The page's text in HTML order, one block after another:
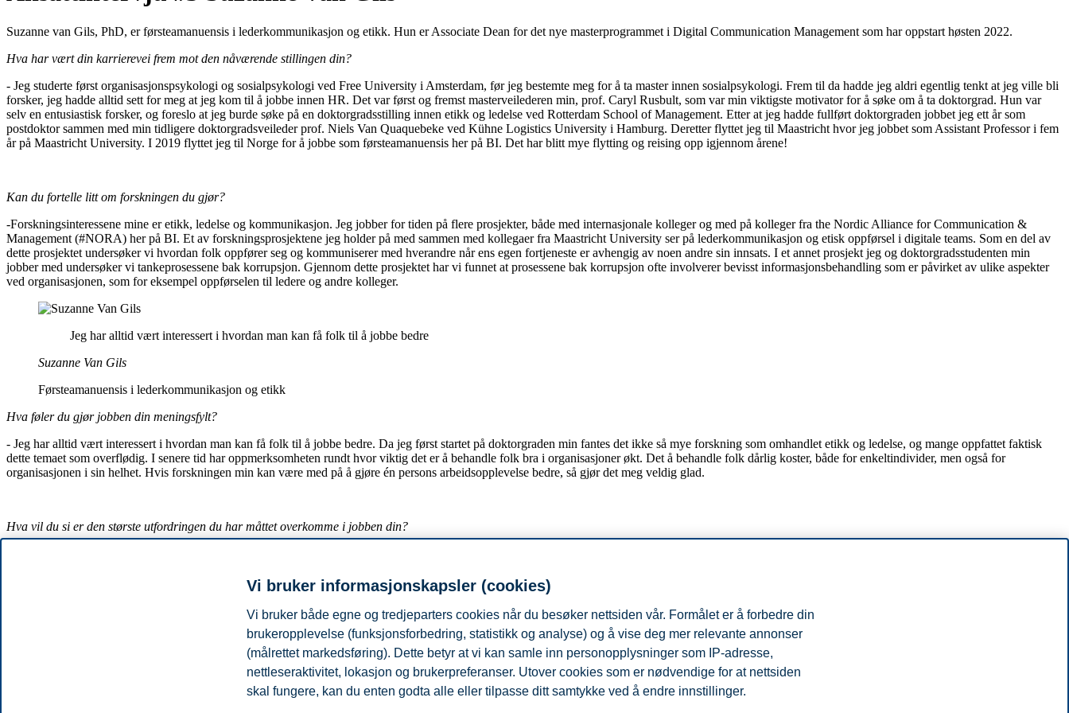
Suzanne van Gils, PhD, er førsteamanuensis i lederkommunikasjon og etikk. Hun er Associate Dean for det nye masterprogrammet i Digital Communication Management som har oppstart høsten 2022.
Hva har vært din karrierevei frem mot den nåværende stillingen din?
- Jeg studerte først organisasjonspsykologi og sosialpsykologi ved Free University i Amsterdam, før jeg bestemte meg for å ta master innen sosialpsykologi. Frem til da hadde jeg aldri egentlig tenkt at jeg ville bli
forsker, jeg hadde alltid sett for meg at jeg kom til å jobbe innen HR. Det var først og fremst masterveilederen min, prof. Caryl Rusbult, som var min viktigste motivator for å søke om å ta doktorgrad. Hun var
selv en entusiastisk forsker, og foreslo at jeg burde søke på en doktorgradsstilling innen etikk og ledelse ved Rotterdam School of Management. Etter at jeg hadde fullført doktorgraden jobbet jeg ett år som
postdoktor sammen med min tidligere doktorgradsveileder prof. Niels Van Quaquebeke ved Kühne Logistics University i Hamburg. Deretter flyttet jeg til Maastricht hvor jeg jobbet som Assistant Professor i fem
år på Maastricht University. I 2019 flyttet jeg til Norge for å jobbe som førsteamanuensis her på BI. Det har blitt mye flytting og reising opp igjennom årene!
Kan du fortelle litt om forskningen du gjør?
-Forskningsinteressene mine er etikk, ledelse og kommunikasjon. Jeg jobber for tiden på flere prosjekter, både med internasjonale kolleger og med på kolleger fra the Nordic Alliance for Communication &
Management (#NORA) her på BI. Et av forskningsprosjektene jeg holder på med sammen med kollegaer fra Maastricht University ser på lederkommunikasjon og etisk oppførsel i digitale teams. Som en del av
dette prosjektet undersøker vi hvordan folk oppfører seg og kommuniserer med hverandre når ens egen fortjeneste er avhengig av noen andre sin innsats. I et annet prosjekt jeg og doktorgradsstudenten min
jobber med undersøker vi tankeprosessene bak korrupsjon. Gjennom dette prosjektet har vi funnet at prosessene bak korrupsjon ofte involverer bevisst informasjonsbehandling som er påvirket av ulike aspekter
ved organisasjonen, som for eksempel oppførselen til ledere og andre kolleger.
Jeg har alltid vært interessert i hvordan man kan få folk til å jobbe bedre
Suzanne Van Gils
Førsteamanuensis i lederkommunikasjon og etikk
Hva føler du gjør jobben din meningsfylt?
- Jeg har alltid vært interessert i hvordan man kan få folk til å jobbe bedre. Da jeg først startet på doktorgraden min fantes det ikke så mye forskning som omhandlet etikk og ledelse, og mange oppfattet faktisk
dette temaet som overflødig. I senere tid har oppmerksomheten rundt hvor viktig det er å behandle folk bra i organisasjoner økt. Det å behandle folk dårlig koster, både for enkeltindivider, men også for
organisasjonen i sin helhet. Hvis forskningen min kan være med på å gjøre én persons arbeidsopplevelse bedre, så gjør det meg veldig glad.
Hva vil du si er den største utfordringen du har måttet overkomme i jobben din?
- Jeg underviser i “ORG3641 - Organizational Communication and Leadership”. I dette emnet undersøker vi lederkommunikasjon og organisasjonskommunikasjon fra flere ulike vinkler. Vi ser for eksempel på
krisekommunikasjon, kommunikasjon innad i grupper og i dag hadde vi et seminar om digital kommunikasjon. Jeg er også Associate Dean for det nye masterprogrammet Digital Communication Management. Vi
håper denne masteren vil kunne hjelpe studentene med å forberede seg på en digital fremtid ved å lære dem om digitale metoder, relevant forskning, og ved å ha et tett samarbeid med industrien.
Vi bruker informasjonskapsler (cookies)
Vi bruker både egne og tredjeparters cookies når du besøker nettsiden vår. Formålet er å forbedre din
brukeropplevelse (funksjonsforbedring, statistikk og analyse) og å vise deg mer relevante annonser
(målrettet markedsføring). Dette betyr at vi kan samle inn personopplysninger som IP-adresse,
nettleseraktivitet, lokasjon og brukerpreferanser. Utover cookies som er nødvendige for at nettsiden
skal fungere, kan du enten godta alle eller tilpasse ditt samtykke ved å endre innstillinger.